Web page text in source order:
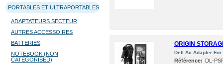
PORTABLES ET ULTRAPORTABLES
ADAPTATEURS SECTEUR
AUTRES ACCESSOIRES
BATTERIES
NOTEBOOK (NON
CATEGORISED)
ORIGIN
Dell Ac Adapter For
Référence: DL-